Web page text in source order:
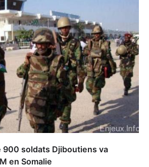
900 soldats Djiboutiens va
en Somalie